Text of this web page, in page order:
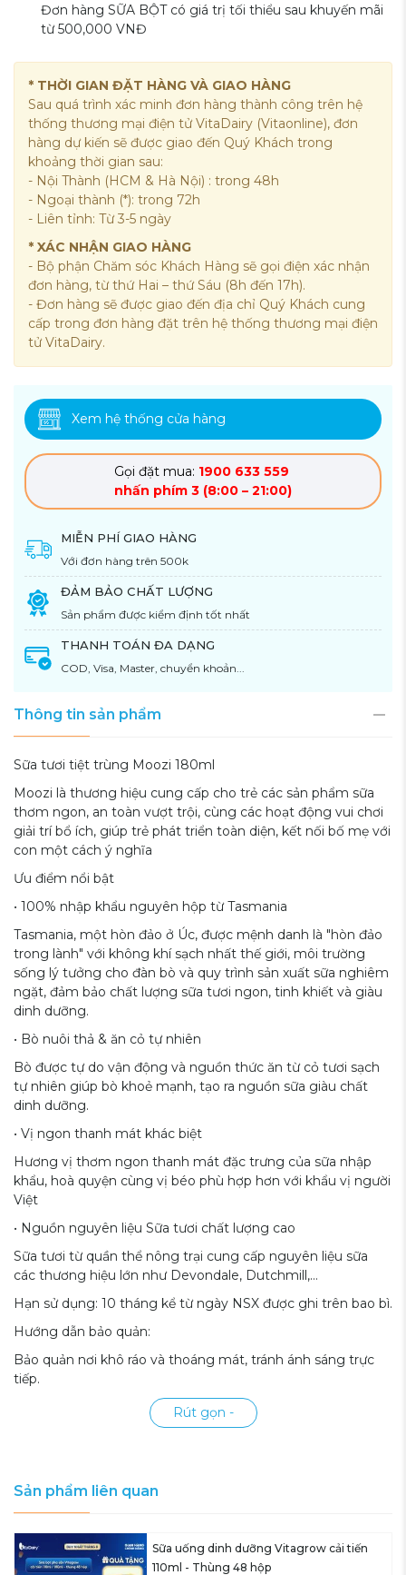
Đơn hàng SỮA BỘT có giá trị tối thiểu sau khuyến mãi
từ 500,000 VNĐ
* THỜI GIAN ĐẶT HÀNG VÀ GIAO HÀNG
Sau quá trình xác minh đơn hàng thành công trên hệ
thống thương mại điện tử VitaDairy (Vitaonline), đơn
hàng dự kiến sẽ được giao đến Quý Khách trong
khoảng thời gian sau:
- Nội Thành (HCM & Hà Nội) : trong 48h
- Ngoại thành (*): trong 72h
- Liên tỉnh: Từ 3-5 ngày
* XÁC NHẬN GIAO HÀNG
- Bộ phận Chăm sóc Khách Hàng sẽ gọi điện xác nhận
đơn hàng, từ thứ Hai – thứ Sáu (8h đến 17h).
- Đơn hàng sẽ được giao đến địa chỉ Quý Khách cung
cấp trong đơn hàng đặt trên hệ thống thương mại điện
tử VitaDairy.
Xem hệ thống cửa hàng
Gọi đặt mua: 1900 633 559
nhấn phím 3 (8:00 – 21:00)
MIỄN PHÍ GIAO HÀNG
Với đơn hàng trên 500k
ĐẢM BẢO CHẤT LƯỢNG
Sản phẩm được kiểm định tốt nhất
THANH TOÁN ĐA DẠNG
COD, Visa, Master, chuyển khoản...
Thông tin sản phẩm
Sữa tươi tiệt trùng Moozi 180ml
Moozi là thương hiệu cung cấp cho trẻ các sản phẩm sữa
thơm ngon, an toàn vượt trội, cùng các hoạt động vui chơi
giải trí bổ ích, giúp trẻ phát triển toàn diện, kết nối bố mẹ với
con một cách ý nghĩa
Ưu điểm nổi bật
• 100% nhập khẩu nguyên hộp từ Tasmania
Tasmania, một hòn đảo ở Úc, được mệnh danh là "hòn đảo
trong lành" với không khí sạch nhất thế giới, môi trường
sống lý tưởng cho đàn bò và quy trình sản xuất sữa nghiêm
ngặt, đảm bảo chất lượng sữa tươi ngon, tinh khiết và giàu
dinh dưỡng.
• Bò nuôi thả & ăn cỏ tự nhiên
Bò được tự do vận động và nguồn thức ăn từ cỏ tươi sạch
tự nhiên giúp bò khoẻ mạnh, tạo ra nguồn sữa giàu chất
dinh dưỡng.
• Vị ngon thanh mát khác biệt
Hương vị thơm ngon thanh mát đặc trưng của sữa nhập
khẩu, hoà quyện cùng vị béo phù hợp hơn với khẩu vị người
Việt
• Nguồn nguyên liệu Sữa tươi chất lượng cao
Sữa tươi từ quần thể nông trại cung cấp nguyên liệu sữa
các thương hiệu lớn như Devondale, Dutchmill,…
Hạn sử dụng: 10 tháng kể từ ngày NSX được ghi trên bao bì.
Hướng dẫn bảo quản:
Bảo quản nơi khô ráo và thoáng mát, tránh ánh sáng trực
tiếp.
Rút gọn -
Sản phẩm liên quan
Sữa uống dinh dưỡng Vitagrow cải tiến
110ml - Thùng 48 hộp